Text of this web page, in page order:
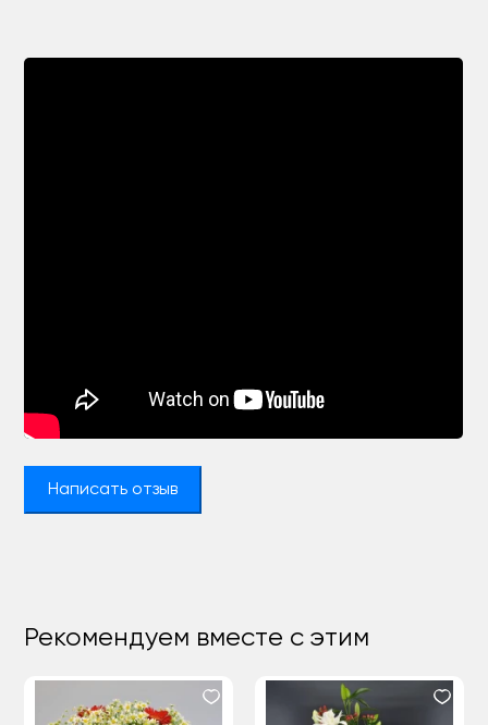
Написать отзыв
Рекомендуем вместе с этим